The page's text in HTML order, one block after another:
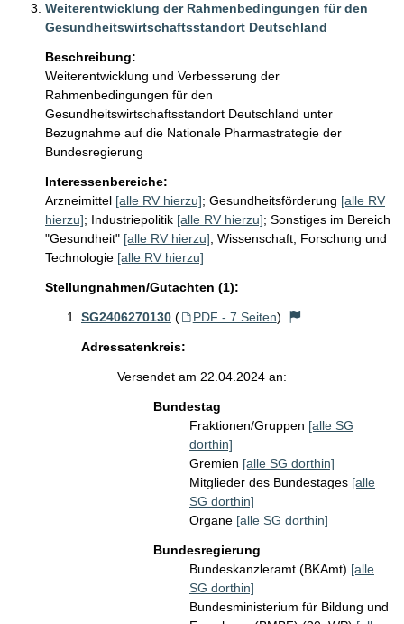
Weiterentwicklung der Rahmenbedingungen für den
Gesundheitswirtschaftsstandort Deutschland
Beschreibung:
Weiterentwicklung und Verbesserung der
Rahmenbedingungen für den
Gesundheitswirtschaftsstandort Deutschland unter
Bezugnahme auf die Nationale Pharmastrategie der
Bundesregierung
Interessenbereiche:
Arzneimittel [alle RV hierzu]; Gesundheitsförderung [alle RV
hierzu]; Industriepolitik [alle RV hierzu]; Sonstiges im Bereich
"Gesundheit" [alle RV hierzu]; Wissenschaft, Forschung und
Technologie [alle RV hierzu]
Stellungnahmen/Gutachten (1):
SG2406270130 ( PDF - 7 Seiten)
Adressatenkreis:
Versendet am 22.04.2024 an:
Bundestag
Fraktionen/Gruppen [alle SG
dorthin]
Gremien [alle SG dorthin]
Mitglieder des Bundestages [alle
SG dorthin]
Organe [alle SG dorthin]
Bundesregierung
Bundeskanzleramt (BKAmt) [alle
SG dorthin]
Bundesministerium für Bildung und